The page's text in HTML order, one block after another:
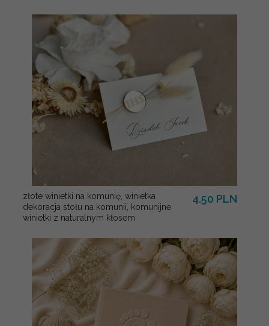
złote winietki na komunię, winietka
dekoracja stołu na komunii, komunijne
winietki z naturalnym kłosem
4.50 PLN